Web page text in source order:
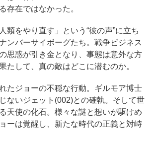
存在ではなかった。
類をやり直す」という“彼の声”に立ち
ンバーサイボーグたち。戦争ビジネス
思惑が引き金となり、事態は意外な方
たして、真の敵はどこに潜むのか。
たジョーの不穏な行動。ギルモア博士
ないジェット(002)との確執。そして世
天使の化石。様々な謎と想いが駆けめ
ーは覚醒し、新たな時代の正義と対峙